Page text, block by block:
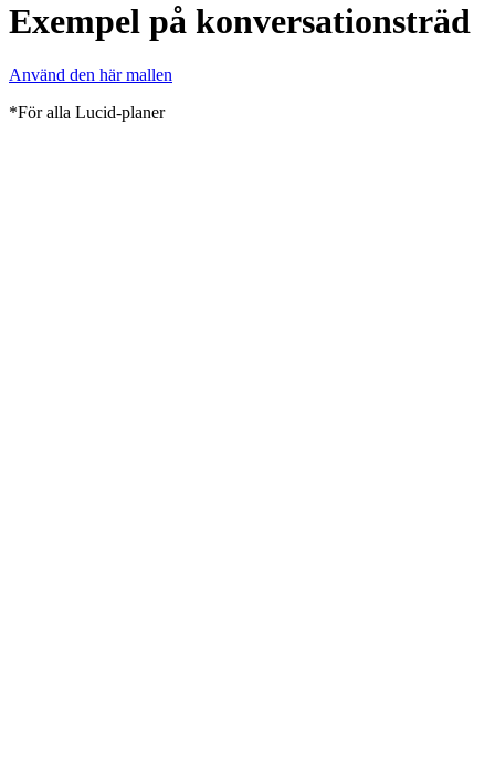
Exempel på konversationsträd
Använd den här mallen
*För alla Lucid-planer